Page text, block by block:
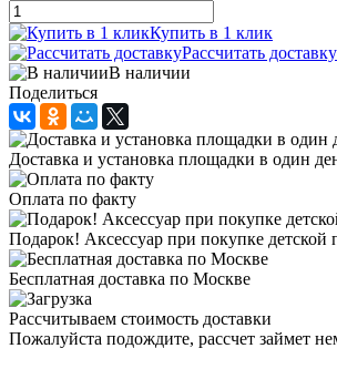
Купить в 1 клик
Рассчитать доставку
В наличии
Поделиться
Доставка и установка площадки в один
Оплата по факту
Подарок! Аксессуар при покупке детской
Бесплатная доставка по Москве
Рассчитываем стоимость доставки
Пожалуйста подождите, рассчет займет